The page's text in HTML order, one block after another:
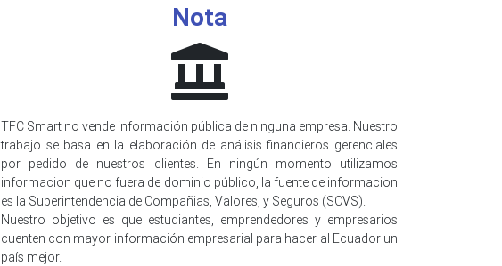
Nota
TFC Smart no vende información pública de ninguna empresa. Nuestro
trabajo se basa en la elaboración de análisis financieros gerenciales
por pedido de nuestros clientes. En ningún momento utilizamos
informacion que no fuera de dominio público, la fuente de informacion
es la Superintendencia de Compañias, Valores, y Seguros (SCVS).
Nuestro objetivo es que estudiantes, emprendedores y empresarios
cuenten con mayor información empresarial para hacer al Ecuador un
país mejor.